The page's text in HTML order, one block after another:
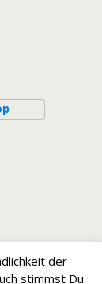
der
stimmst Du